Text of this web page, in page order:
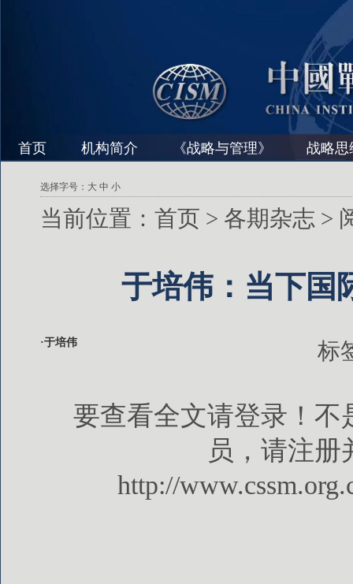
首页 机构简介 《战略与管理》 战略思
选择字号： 大 中 小
当前位置： 首页 > 各期杂志 >
于培伟：当下国
·于培伟 标
要查看全文请登录！不
员，请注册
http://